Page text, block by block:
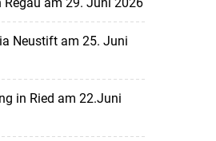
Neustift am 25. Juni
in Ried am 22.Juni